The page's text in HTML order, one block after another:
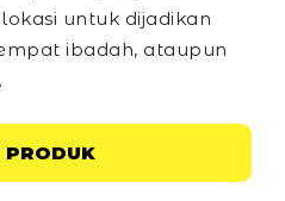
untuk dijadikan
ibadah, ataupun
PRODUK